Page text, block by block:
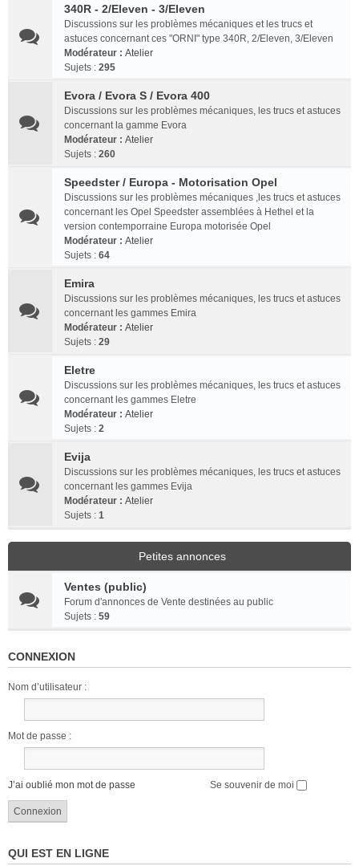
340R - 2/Eleven - 3/Eleven
Discussions sur les problèmes mécaniques et les trucs et
astuces concernant ces "ORNI" type 340R, 2/Eleven, 3/Eleven
Modérateur : Atelier
Sujets : 295
Evora / Evora S / Evora 400
Discussions sur les problèmes mécaniques, les trucs et astuces
concernant la gamme Evora
Modérateur : Atelier
Sujets : 260
Speedster / Europa - Motorisation Opel
Discussions sur les problèmes mécaniques ,les trucs et astuces
concernant les Opel Speedster assemblées à Hethel et la
version contemporraine Europa motorisée Opel
Modérateur : Atelier
Sujets : 64
Emira
Discussions sur les problèmes mécaniques, les trucs et astuces
concernant les gammes Emira
Modérateur : Atelier
Sujets : 29
Eletre
Discussions sur les problèmes mécaniques, les trucs et astuces
concernant les gammes Eletre
Modérateur : Atelier
Sujets : 2
Evija
Discussions sur les problèmes mécaniques, les trucs et astuces
concernant les gammes Evija
Modérateur : Atelier
Sujets : 1
Petites annonces
Ventes (public)
Forum d'annonces de Vente destinées au public
Sujets : 59
CONNEXION
Nom d’utilisateur :
Mot de passe :
J’ai oublié mon mot de passe Se souvenir de moi
QUI EST EN LIGNE